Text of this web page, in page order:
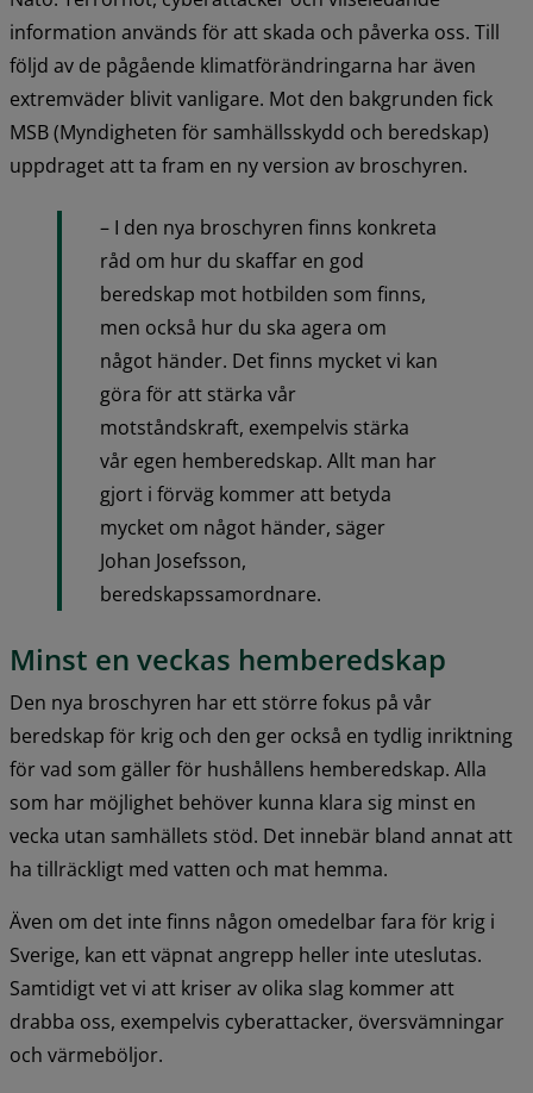
information används för att skada och påverka oss. Till
följd av de pågående klimatförändringarna har även
extremväder blivit vanligare. Mot den bakgrunden fick
MSB (Myndigheten för samhällsskydd och beredskap)
uppdraget att ta fram en ny version av broschyren.
– I den nya broschyren finns konkreta
råd om hur du skaffar en god
beredskap mot hotbilden som finns,
men också hur du ska agera om
något händer. Det finns mycket vi kan
göra för att stärka vår
motståndskraft, exempelvis stärka
vår egen hemberedskap. Allt man har
gjort i förväg kommer att betyda
mycket om något händer, säger
Johan Josefsson,
beredskapssamordnare.
Minst en veckas hemberedskap
Den nya broschyren har ett större fokus på vår
beredskap för krig och den ger också en tydlig inriktning
för vad som gäller för hushållens hemberedskap. Alla
som har möjlighet behöver kunna klara sig minst en
vecka utan samhällets stöd. Det innebär bland annat att
ha tillräckligt med vatten och mat hemma.
Även om det inte finns någon omedelbar fara för krig i
Sverige, kan ett väpnat angrepp heller inte uteslutas.
Samtidigt vet vi att kriser av olika slag kommer att
drabba oss, exempelvis cyberattacker, översvämningar
och värmeböljor.